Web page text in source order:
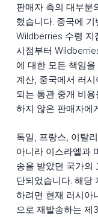
판매자 측의 대부분
했습니다. 중국에
Wildberries 수령 지
시점부터
에 대한 모든 책임
계산, 중국에서 러
되는 통관 중개 비
하지 않은 판매자에
독일, 프랑스, 이탈
아니라 이스라엘과
송을 받았던 국가의
단되었습니다. 해당
하려면 현재 러시아
으로 재발송하는 제